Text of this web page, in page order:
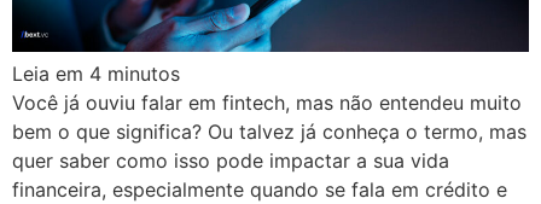
Leia em 4 minutos
Você já ouviu falar em fintech, mas não entendeu muito
bem o que significa? Ou talvez já conheça o termo, mas
quer saber como isso pode impactar a sua vida
financeira, especialmente quando se fala em crédito e